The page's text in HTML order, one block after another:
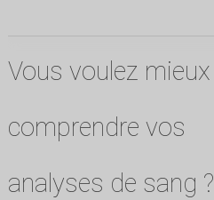
Vous voulez mieux
comprendre vos
analyses de sang ?